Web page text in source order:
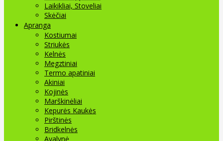
Laikikliai, Stoveliai
Skėčiai
Apranga
Kostiumai
Striukės
Kelnės
Megztiniai
Termo apatiniai
Akiniai
Kojinės
Marškinėliai
Kepurės Kaukės
Pirštinės
Bridkelnės
Avalynė